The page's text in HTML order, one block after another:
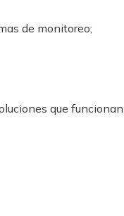
de monitoreo;
que funcionan